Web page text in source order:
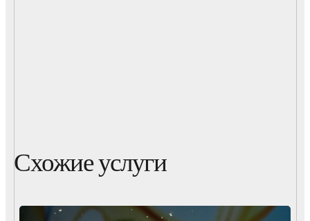
Схожие услуги